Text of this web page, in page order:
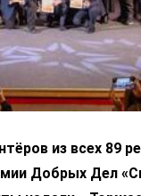
из всех 89
Добрых Дел